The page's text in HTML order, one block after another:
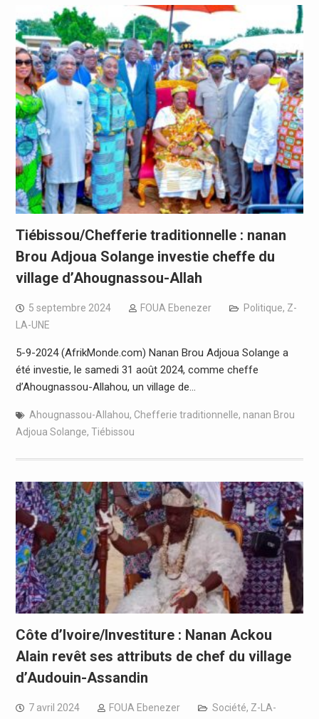
Tiébissou/Chefferie traditionnelle : nanan
Brou Adjoua Solange investie cheffe du
village d’Ahougnassou-Allah
5 septembre 2024 FOUA Ebenezer Politique, Z-
LA-UNE
5-9-2024 (AfrikMonde.com) Nanan Brou Adjoua Solange a
été investie, le samedi 31 août 2024, comme cheffe
d’Ahougnassou-Allahou, un village de…
Ahougnassou-Allahou, Chefferie traditionnelle, nanan Brou
Adjoua Solange, Tiébissou
Côte d’Ivoire/Investiture : Nanan Ackou
Alain revêt ses attributs de chef du village
d’Audouin-Assandin
7 avril 2024 FOUA Ebenezer Société, Z-LA-